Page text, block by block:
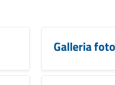
Galleria